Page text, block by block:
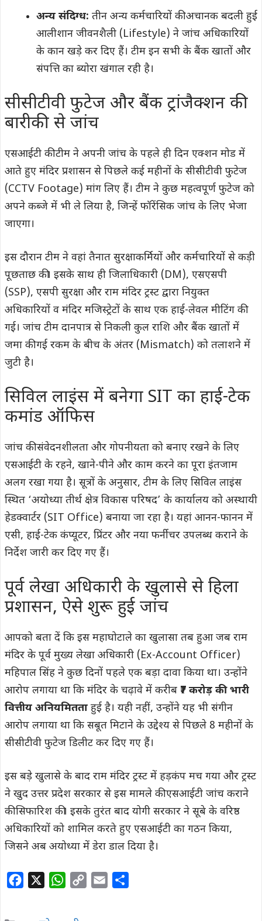
अन्य संदिग्ध: तीन अन्य कर्मचारियों की अचानक बदली हुई
आलीशान जीवनशैली (Lifestyle) ने जांच अधिकारियों
के कान खड़े कर दिए हैं। टीम इन सभी के बैंक खातों और
संपत्ति का ब्योरा खंगाल रही है।
सीसीटीवी फुटेज और बैंक ट्रांजैक्शन की
बारीकी से जांच
एसआईटी की टीम ने अपनी जांच के पहले ही दिन एक्शन मोड में
आते हुए मंदिर प्रशासन से पिछले कई महीनों के सीसीटीवी फुटेज
(CCTV Footage) मांग लिए हैं। टीम ने कुछ महत्वपूर्ण फुटेज को
अपने कब्जे में भी ले लिया है, जिन्हें फॉरेंसिक जांच के लिए भेजा
जाएगा।
इस दौरान टीम ने वहां तैनात सुरक्षाकर्मियों और कर्मचारियों से कड़ी
पूछताछ की। इसके साथ ही जिलाधिकारी (DM), एसएसपी
(SSP), एसपी सुरक्षा और राम मंदिर ट्रस्ट द्वारा नियुक्त
अधिकारियों व मंदिर मजिस्ट्रेटों के साथ एक हाई-लेवल मीटिंग की
गई। जांच टीम दानपात्र से निकली कुल राशि और बैंक खातों में
जमा की गई रकम के बीच के अंतर (Mismatch) को तलाशने में
जुटी है।
सिविल लाइंस में बनेगा SIT का हाई-टेक
कमांड ऑफिस
जांच की संवेदनशीलता और गोपनीयता को बनाए रखने के लिए
एसआईटी के रहने, खाने-पीने और काम करने का पूरा इंतजाम
अलग रखा गया है। सूत्रों के अनुसार, टीम के लिए सिविल लाइंस
स्थित ‘अयोध्या तीर्थ क्षेत्र विकास परिषद’ के कार्यालय को अस्थायी
हेडक्वार्टर (SIT Office) बनाया जा रहा है। यहां आनन-फानन में
एसी, हाई-टेक कंप्यूटर, प्रिंटर और नया फर्नीचर उपलब्ध कराने के
निर्देश जारी कर दिए गए हैं।
पूर्व लेखा अधिकारी के खुलासे से हिला
प्रशासन, ऐसे शुरू हुई जांच
आपको बता दें कि इस महाघोटाले का खुलासा तब हुआ जब राम
मंदिर के पूर्व मुख्य लेखा अधिकारी (Ex-Account Officer)
महिपाल सिंह ने कुछ दिनों पहले एक बड़ा दावा किया था। उन्होंने
आरोप लगाया था कि मंदिर के चढ़ावे में करीब ₹7 करोड़ की भारी
वित्तीय अनियमितता हुई है। यही नहीं, उन्होंने यह भी संगीन
आरोप लगाया था कि सबूत मिटाने के उद्देश्य से पिछले 8 महीनों के
सीसीटीवी फुटेज डिलीट कर दिए गए हैं।
इस बड़े खुलासे के बाद राम मंदिर ट्रस्ट में हड़कंप मच गया और ट्रस्ट
ने खुद उत्तर प्रदेश सरकार से इस मामले की एसआईटी जांच कराने
की सिफारिश की। इसके तुरंत बाद योगी सरकार ने सूबे के वरिष्ठ
अधिकारियों को शामिल करते हुए एसआईटी का गठन किया,
जिसने अब अयोध्या में डेरा डाल दिया है।
W